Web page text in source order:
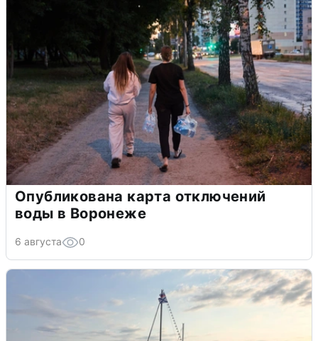
Опубликована карта отключений
воды в Воронеже
6 августа 0